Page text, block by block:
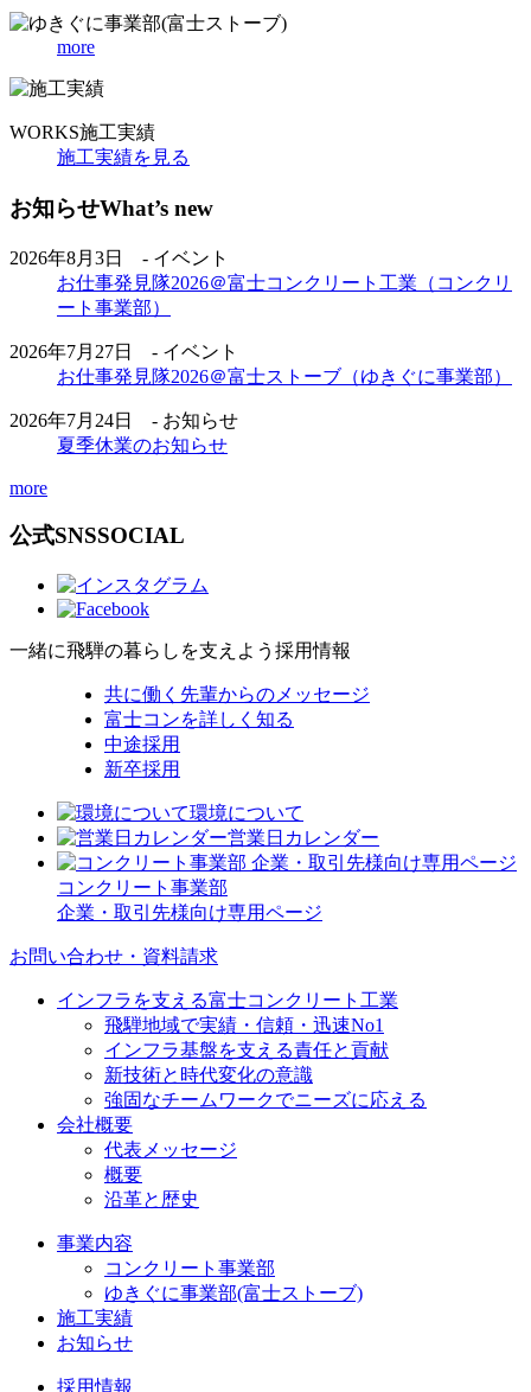
more
WORKS施工実績
施工実績を見る
お知らせWhat’s new
2026年8月3日 - イベント
お仕事発見隊2026＠富士コンクリート工業（コンクリ
ート事業部）
2026年7月27日 - イベント
お仕事発見隊2026＠富士ストーブ（ゆきぐに事業部）
2026年7月24日 - お知らせ
夏季休業のお知らせ
more
公式SNSSOCIAL
一緒に飛騨の暮らしを支えよう 採用情報
共に働く先輩からのメッセージ
富士コンを詳しく知る
中途採用
新卒採用
環境について
営業日カレンダー
コンクリート事業部
企業・取引先様向け専用ページ
お問い合わせ・資料請求
インフラを支える富士コンクリート工業
飛騨地域で実績・信頼・迅速No1
インフラ基盤を支える責任と貢献
新技術と時代変化の意識
強固なチームワークでニーズに応える
会社概要
代表メッセージ
概要
沿革と歴史
事業内容
コンクリート事業部
ゆきぐに事業部(富士ストーブ)
施工実績
お知らせ
採用情報